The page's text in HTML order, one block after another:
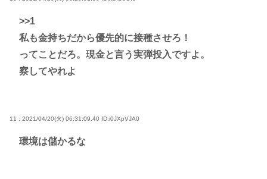
>>1
私も金持ちだから優先的に接種させろ！
ってことだろ。現金と言う実弾投入ですよ。
察してやれよ
11 : 2021/04/20(火) 06:31:09.40 ID:i0JXpVJA0
環境は儲かるな